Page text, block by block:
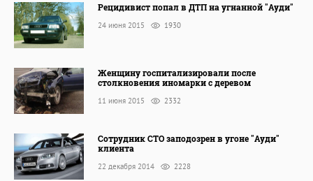
Рецидивист попал в ДТП на угнанной "Ауди"
24 июня 2015 1930
Женщину госпитализировали после
столкновения иномарки с деревом
11 июня 2015 2332
Сотрудник СТО заподозрен в угоне "Ауди"
клиента
22 декабря 2014 2228